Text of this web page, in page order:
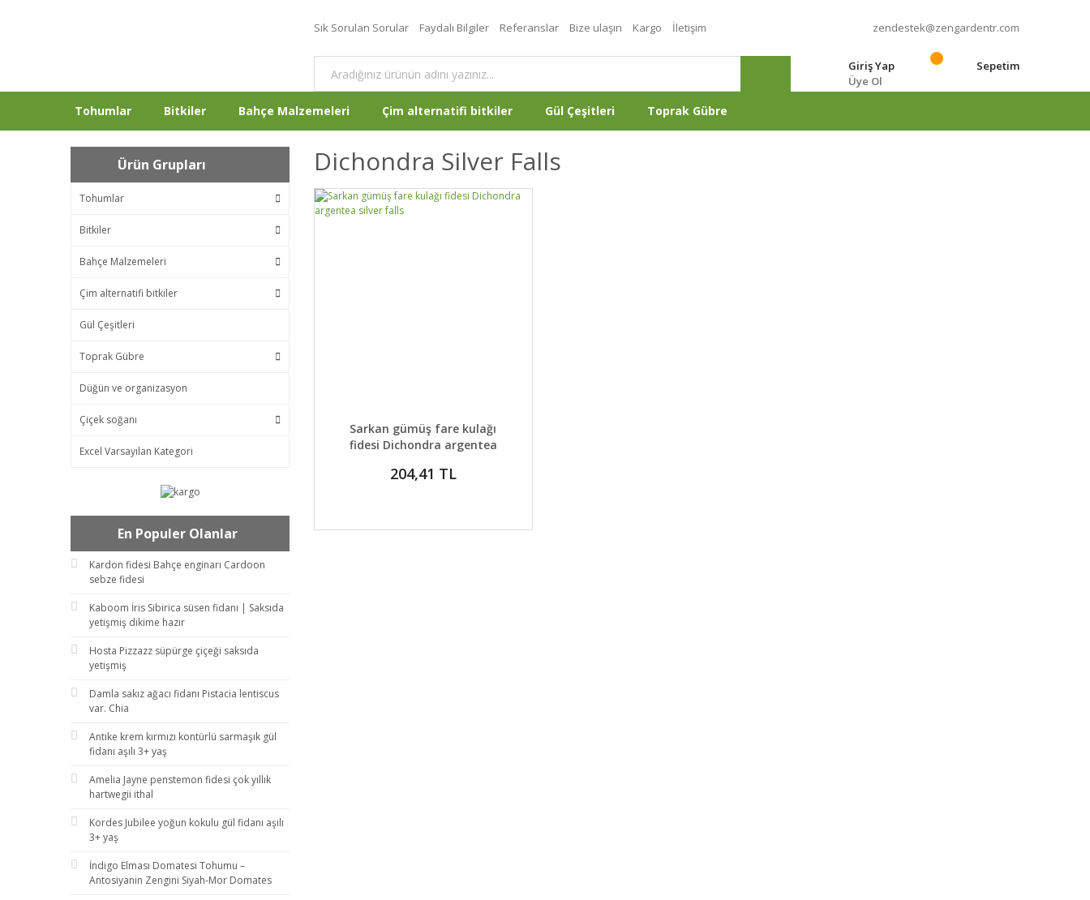
Sık Sorulan Sorular Faydalı Bilgiler Referanslar Bize ulaşın Kargo İletişim zendestek@zengardentr.com
Giriş Yap
Üye Ol
Sepetim
Tohumlar Bitkiler Bahçe Malzemeleri Çim alternatifi bitkiler Gül Çeşitleri Toprak Gübre
Ürün Grupları
Tohumlar
Bitkiler
Bahçe Malzemeleri
Çim alternatifi bitkiler
Gül Çeşitleri
Toprak Gübre
Düğün ve organizasyon
Çiçek soğanı
Excel Varsayılan Kategori
En Populer Olanlar
Kardon fidesi Bahçe enginarı Cardoon
sebze fidesi
Kaboom İris Sibirica süsen fidanı | Saksıda
yetişmiş dikime hazır
Hosta Pizzazz süpürge çiçeği saksıda
yetişmiş
Damla sakız ağacı fidanı Pistacia lentiscus
var. Chia
Antike krem kırmızı kontürlü sarmaşık gül
fidanı aşılı 3+ yaş
Amelia Jayne penstemon fidesi çok yıllık
hartwegii ithal
Kordes Jubilee yoğun kokulu gül fidanı aşılı
3+ yaş
İndigo Elması Domatesi Tohumu –
Antosiyanin Zengini Siyah-Mor Domates
Dichondra Silver Falls
DETAYLAR GELİNCE HABER VER
Sarkan gümüş fare kulağı
fidesi Dichondra argentea
204,41 TL